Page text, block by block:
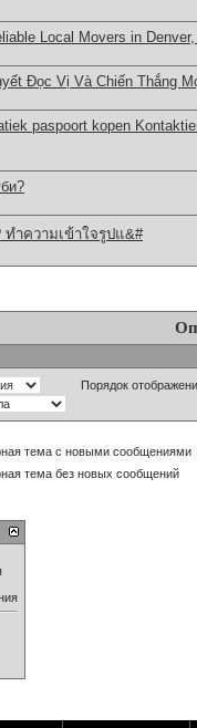
Local Movers in
Đọc Vị Và Chiến Thắng
paspoort kopen
ำความเข้าใจรูปแ&#
Порядок
тема с новыми сообщениями
тема без новых сообщений